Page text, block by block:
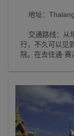
地址：
交通路线：从
行，不久可以见
院。在去往通·